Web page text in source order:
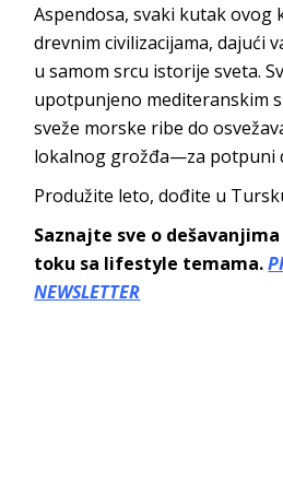
Aspendosa, svaki kutak ovog
drevnim civilizacijama, dajući
u samom srcu istorije sveta.
upotpunjeno mediteranskim
sveže morske ribe do
lokalnog grožđa—za potpuni
Produžite leto, dođite u
Saznajte sve o
toku sa lifestyle temama.
NEWSLETTER